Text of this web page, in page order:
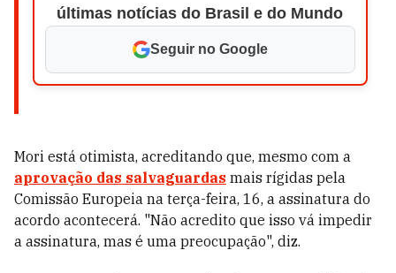
últimas notícias do Brasil e do Mundo
Seguir no Google
Mori está otimista, acreditando que, mesmo com a
aprovação das salvaguardas mais rígidas pela
Comissão Europeia na terça-feira, 16, a assinatura do
acordo acontecerá. "Não acredito que isso vá impedir
a assinatura, mas é uma preocupação", diz.